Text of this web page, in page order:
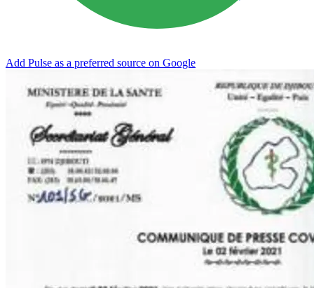
Add Pulse as a preferred source on Google